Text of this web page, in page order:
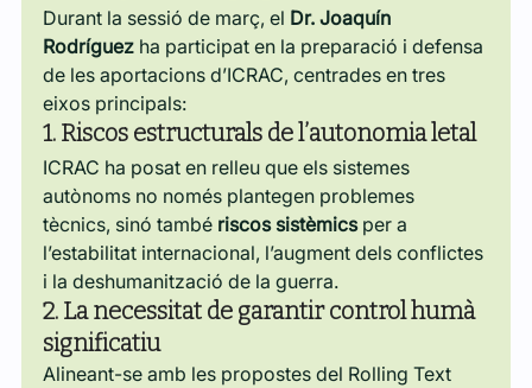
Durant la sessió de març, el Dr. Joaquín
Rodríguez ha participat en la preparació i defensa
de les aportacions d’ICRAC, centrades en tres
eixos principals:
1. Riscos estructurals de l’autonomia letal
ICRAC ha posat en relleu que els sistemes
autònoms no només plantegen problemes
tècnics, sinó també riscos sistèmics per a
l’estabilitat internacional, l’augment dels conflictes
i la deshumanització de la guerra.
2. La necessitat de garantir control humà
significatiu
Alineant-se amb les propostes del Rolling Text